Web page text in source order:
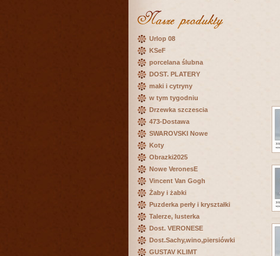
Urlop 08
KSeF
porcelana ślubna
DOST. PLATERY
maki i cytryny
w tym tygodniu
Drzewka szczescia
473-Dostawa
SWAROVSKI Nowe
Koty
Obrazki2025
Nowe VeronesE
Vincent Van Gogh
Żaby i żabki
Puzderka perły i kryształki
Talerze, lusterka
Dost. VERONESE
Dost.Sachy,wino,piersiówki
GUSTAV KLIMT